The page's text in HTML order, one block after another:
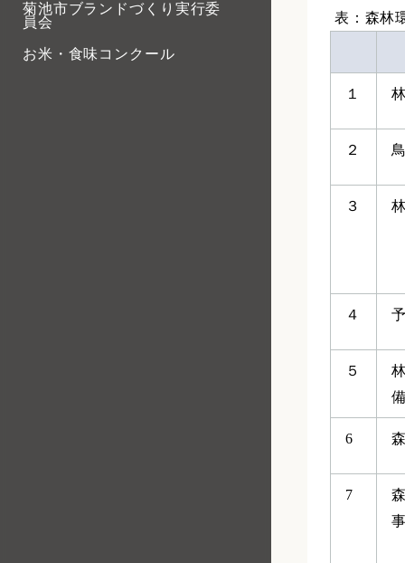
菊池市ブランドづくり実行委
員会
お米・食味コンクール
表：森林
１
２
３
４
５
6
7